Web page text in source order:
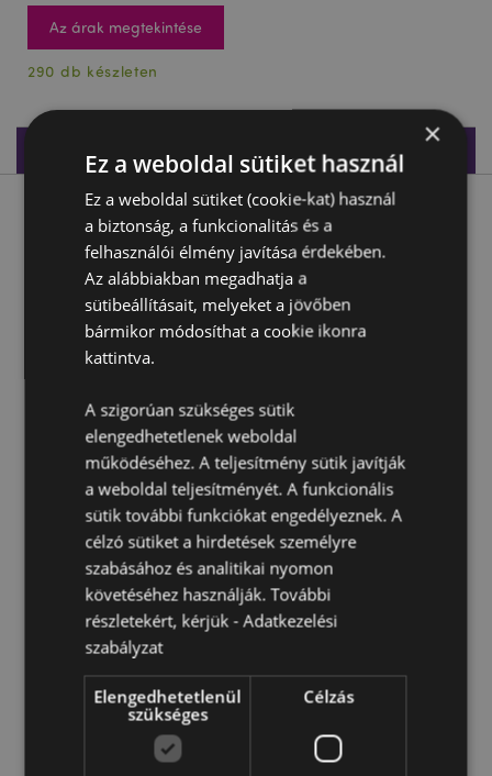
Az árak megtekintése
290 db készleten
Termékleírás
Termékleírás
Bögre, Porcelán - Nagy - Day of the Dead - Mexikói
Anyaga:Porcelán
Élelmiszerekkel közvetlenül érintkeztethető anyag:
Mikrohullámú sütőben való használatra alkalmas:
Igen
Mosogatógépben mosható:Igen
Űrtartalom: TBD
Termékjellemzők
További
Információ
Magasság 9cm Szélesség 14cm Vastagság 9.5cm
5055071509773
0.498000
Nem
×
Ez a weboldal sütiket használ
Ez a weboldal sütiket (cookie-kat) használ
a biztonság, a funkcionalitás és a
felhasználói élmény javítása érdekében.
Az alábbiakban megadhatja a
sütibeállításait, melyeket a jövőben
bármikor módosíthat a cookie ikonra
kattintva.
A szigorúan szükséges sütik
elengedhetetlenek weboldal
működéséhez. A teljesítmény sütik javítják
a weboldal teljesítményét. A funkcionális
sütik további funkciókat engedélyeznek. A
célzó sütiket a hirdetések személyre
szabásához és analitikai nyomon
követéséhez használják. További
részletekért, kérjük -Adatkezelési
szabályzat
Elengedhetetlenül
szükséges
Célzás